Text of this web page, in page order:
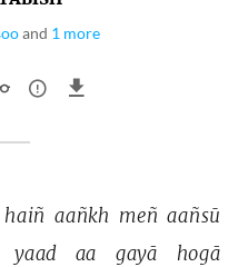
and 1 more
haiñ aañkh meñ aañsū
yaad aa gayā hogā